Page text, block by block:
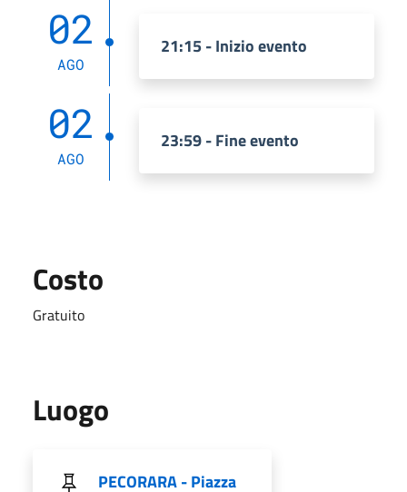
02
AGO
21:15 - Inizio evento
02
AGO
23:59 - Fine evento
Costo
Gratuito
Luogo
PECORARA - Piazza